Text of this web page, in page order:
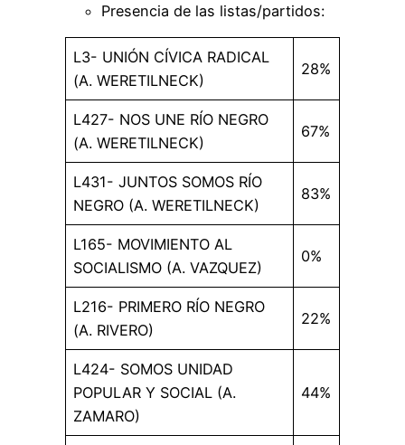
Presencia de las listas/partidos:
L3- UNIÓN CÍVICA RADICAL
(A. WERETILNECK)
28%
L427- NOS UNE RÍO NEGRO
(A. WERETILNECK)
67%
L431- JUNTOS SOMOS RÍO
NEGRO (A. WERETILNECK)
83%
L165- MOVIMIENTO AL
SOCIALISMO (A. VAZQUEZ)
0%
L216- PRIMERO RÍO NEGRO
(A. RIVERO)
22%
L424- SOMOS UNIDAD
POPULAR Y SOCIAL (A.
ZAMARO)
44%